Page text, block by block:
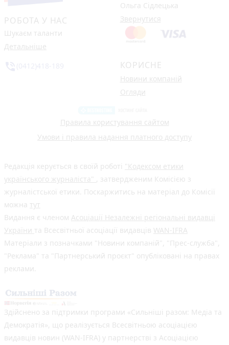
РОБОТА У НАС
Шукаєм таланти
Детальніше
Ольга Сідлецька
Звернутися
КОРИСНЕ
Новини компаній
Огляди
Правила користування сайтом
Умови і правила надання платного доступу
Редакція керується в своїй роботі "Кодексом етики
українського журналіста" , затвердженим Комісією з
журналістської етики. Поскаржитись на матеріал до Комісії
можна тут
Видання є членом Асоціації Незалежні регіональні видавці
України та Всесвітньої асоціації видавців WAN-IFRA
Матеріали з позначками "Новини компаній", "Прес-служба",
"Реклама" та "Партнерський проєкт" опубліковані на правах
реклами.
Здійснено за підтримки програми «Сильніші разом: Медіа та
Демократія», що реалізується Всесвітньою асоціацією
видавців новин (WAN-IFRA) у партнерстві з Асоціацією